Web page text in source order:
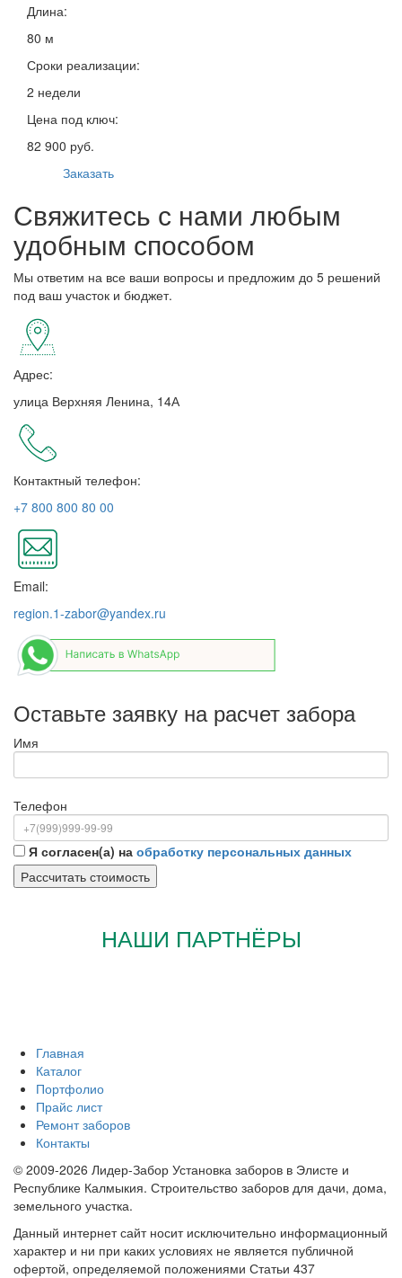
Длина:
80 м
Сроки реализации:
2 недели
Цена под ключ:
82 900 руб.
Заказать
Свяжитесь с нами любым
удобным способом
Мы ответим на все ваши вопросы и предложим до 5 решений
под ваш участок и бюджет.
Адрес:
улица Верхняя Ленина, 14А
Контактный телефон:
+7 800 800 80 00
Email:
region.1-zabor@yandex.ru
Оставьте заявку на расчет забора
Имя
Телефон
Я согласен(а) на обработку персональных данных
НАШИ ПАРТНЁРЫ
Главная
Каталог
Портфолио
Прайс лист
Ремонт заборов
Контакты
© 2009-2026 Лидер-Забор Установка заборов в Элисте и
Республике Калмыкия. Строительство заборов для дачи, дома,
земельного участка.
Данный интернет сайт носит исключительно информационный
характер и ни при каких условиях не является публичной
офертой, определяемой положениями Статьи 437